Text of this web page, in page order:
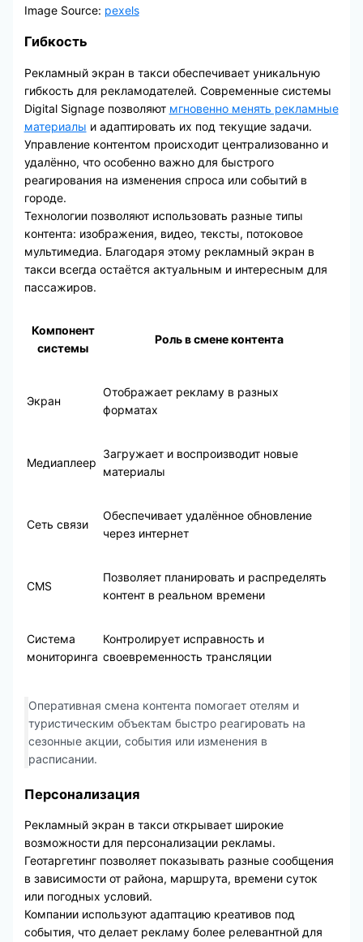
Image Source: pexels
Гибкость
Рекламный экран в такси обеспечивает уникальную
гибкость для рекламодателей. Современные системы
Digital Signage позволяют мгновенно менять рекламные
материалы и адаптировать их под текущие задачи.
Управление контентом происходит централизованно и
удалённо, что особенно важно для быстрого
реагирования на изменения спроса или событий в
городе.
Технологии позволяют использовать разные типы
контента: изображения, видео, тексты, потоковое
мультимедиа. Благодаря этому рекламный экран в
такси всегда остаётся актуальным и интересным для
пассажиров.
Компонент
системы
Роль в смене контента
Экран
Отображает рекламу в разных
форматах
Медиаплеер
Загружает и воспроизводит новые
материалы
Сеть связи
Обеспечивает удалённое обновление
через интернет
CMS
Позволяет планировать и распределять
контент в реальном времени
Система
мониторинга
Контролирует исправность и
своевременность трансляции
Оперативная смена контента помогает отелям и
туристическим объектам быстро реагировать на
сезонные акции, события или изменения в
расписании.
Персонализация
Рекламный экран в такси открывает широкие
возможности для персонализации рекламы.
Геотаргетинг позволяет показывать разные сообщения
в зависимости от района, маршрута, времени суток
или погодных условий.
Компании используют адаптацию креативов под
события, что делает рекламу более релевантной для